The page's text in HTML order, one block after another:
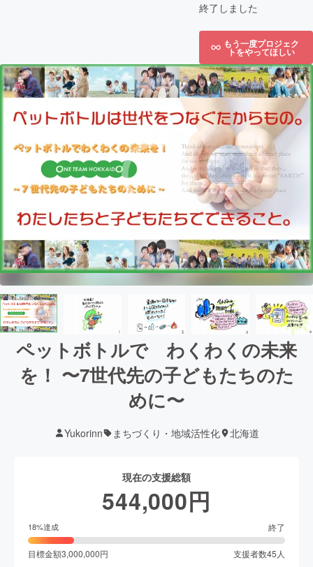
終了しました
もう一度プロジェク
トをやってほしい
ペットボトルで わくわくの未来
を！ 〜7世代先の子どもたちのた
めに〜
Yukorinn まちづくり・地域活性化 北海道
現在の支援総額
544,000円
18%達成 終了
目標金額3,000,000円 支援者数45 人